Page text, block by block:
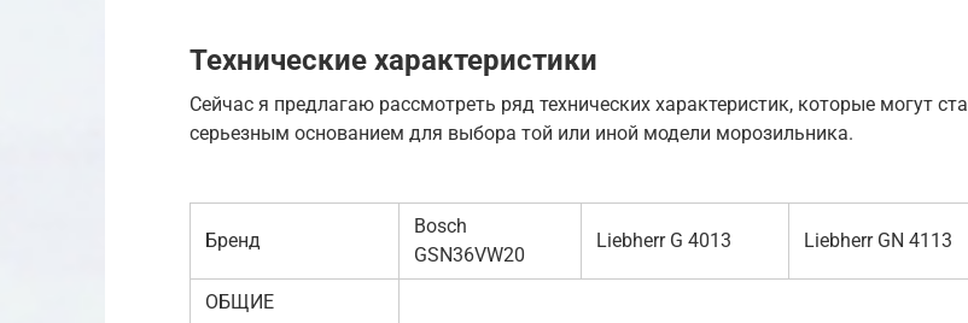
Технические характеристики
Сейчас я предлагаю рассмотреть ряд технических характеристик, которые могут
серьезным основанием для выбора той или иной модели морозильника.
Бренд
Bosch
GSN36VW20
Liebherr G 4013 Liebherr GN 4113
ОБЩИЕ